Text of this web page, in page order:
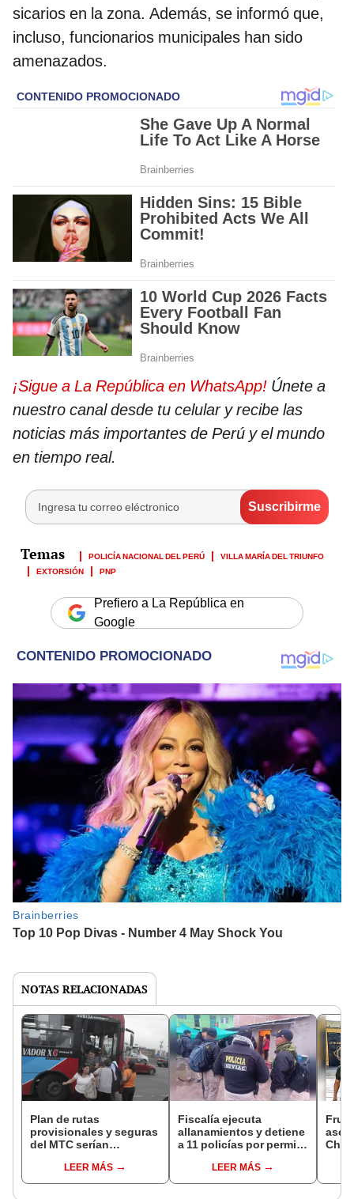
sicarios en la zona. Además, se informó que,
incluso, funcionarios municipales han sido
amenazados.
¡Sigue a La República en WhatsApp! Únete a
nuestro canal desde tu celular y recibe las
noticias más importantes de Perú y el mundo
en tiempo real.
POLICÍA NACIONAL DEL PERÚ
VILLA MARÍA DEL TRIUNFO
EXTORSIÓN
PNP
Prefiero a La República en
Google
NOTAS RELACIONADAS
Plan de rutas
provisionales y seguras
del MTC serían
enfrentar la extorsión en
el sector
LEER MÁS
Fiscalía ejecuta
allanamientos y detiene
a 11 policías por permitir
mercadería de
contrabando
LEER MÁS